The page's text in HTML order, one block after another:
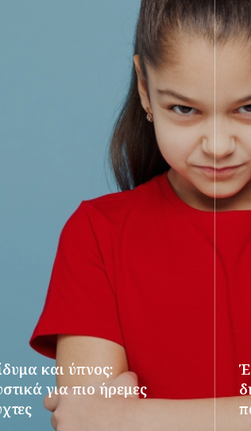
και ύπνος:
για πιο ήρεμες